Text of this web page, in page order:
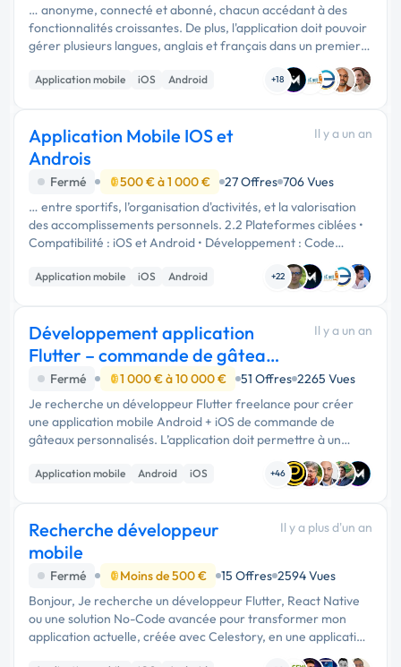
… anonyme, connecté et abonné, chacun accédant à des
fonctionnalités croissantes. De plus, l'application doit pouvoir
gérer plusieurs langues, anglais et français dans un premier
temps. #Choix techniques Je souhaiterais utiliser Flutter pour
…Application mobile iOS Android +18
Application Mobile IOS et
Androis
Il y a un an
Fermé 500 € à 1 000 € 27 Offres 706 Vues
… entre sportifs, l’organisation d'activités, et la valorisation
des accomplissements personnels. 2.2 Plateformes ciblées •
Compatibilité : iOS et Android • Développement : Code
source unique avec framework cross-platform (ex : Flutter ou
…Application mobile iOS Android +22
Développement application
Flutter – commande de gâteaux
personnalisés
Il y a un an
Fermé 1 000 € à 10 000 € 51 Offres 2265 Vues
Je recherche un développeur Flutter freelance pour créer
une application mobile Android + iOS de commande de
gâteaux personnalisés. L’application doit permettre à un
utilisateur de : • Personnaliser un gâteau étape par étape • …
Application mobile Android iOS +46
Recherche développeur
mobile
Il y a plus d'un an
Fermé Moins de 500 € 15 Offres 2594 Vues
Bonjour, Je recherche un développeur Flutter, React Native
ou une solution No-Code avancée pour transformer mon
application actuelle, créée avec Celestory, en une application
mobile native iOS et Android accessible à tous. 📌 Mon